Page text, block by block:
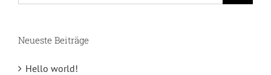
Neueste Beiträge
Hello world!